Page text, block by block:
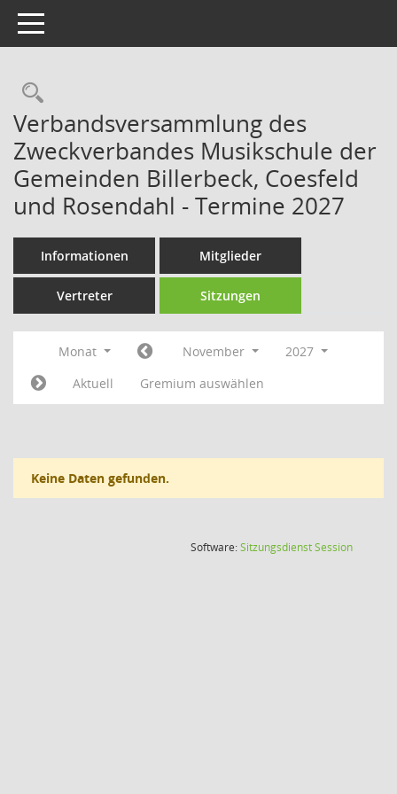
Toggle navigation
Rechercheauswahl
Verbandsversammlung des
Zweckverbandes Musikschule der
Gemeinden Billerbeck, Coesfeld
und Rosendahl - Termine 2027
Informationen Mitglieder
Vertreter Sitzungen
Monat November
2027
Aktuell
Gremium auswählen
Keine Daten gefunden.
Software:SitzungsdienstSession(Wird in